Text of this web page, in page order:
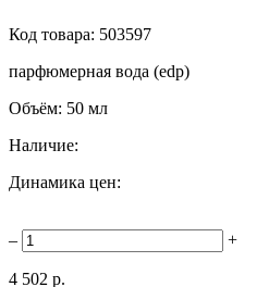
Код товара: 503597
парфюмерная вода (edp)
Объём: 50 мл
Наличие:
Динамика цен:
– +
4 502 р.